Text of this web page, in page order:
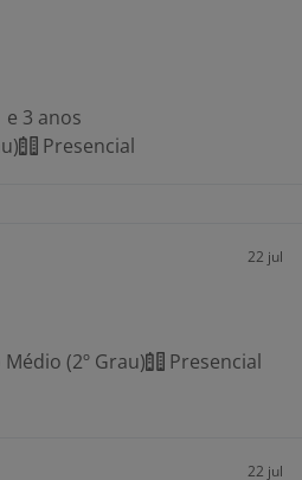
e 3 anos
Presencial
22 jul
(2º Grau)
Presencial
22 jul